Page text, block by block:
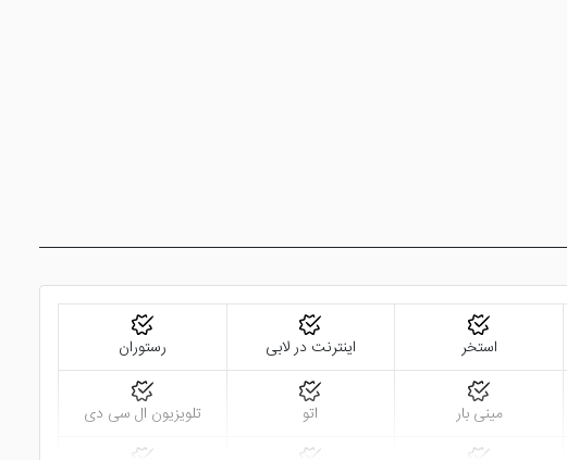
بدنسازی و ..... نیز دیگر امکانات هتل هستند که به بهترین شکل در اختیار
نیاز های شما ارائه خواهد داد. اما اگر قیمت هتل کمی برای شما بالا می
استخر اینترنت در لابی رستوران
مینی بار اتو تلویزیون ال سی دی